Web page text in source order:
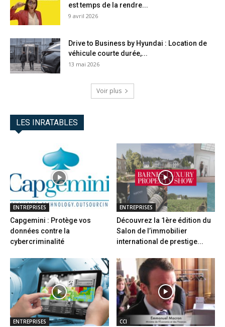
est temps de la rendre...
9 avril 2026
Drive to Business by Hyundai : Location de
véhicule courte durée,...
13 mai 2026
Voir plus
LES INRATABLES
ENTREPRISES
Capgemini : Protège vos
données contre la
cybercriminalité
ENTREPRISES
Découvrez la 1ère édition du
Salon de l’immobilier
international de prestige...
ENTREPRISES CCI